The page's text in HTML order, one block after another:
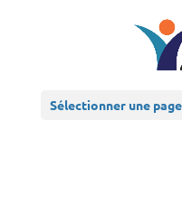
Sélectionner une page